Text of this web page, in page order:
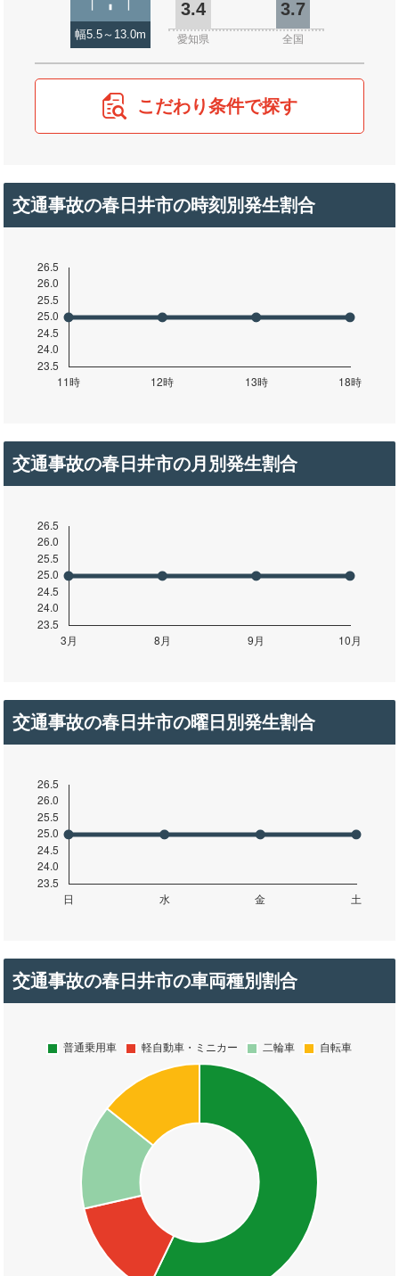
幅5.5～13.0m
3.4 3.7
愛知県 全国
こだわり条件で探す
交通事故の春日井市の時刻別発生割合
交通事故の春日井市の月別発生割合
交通事故の春日井市の曜日別発生割合
交通事故の春日井市の車両種別割合